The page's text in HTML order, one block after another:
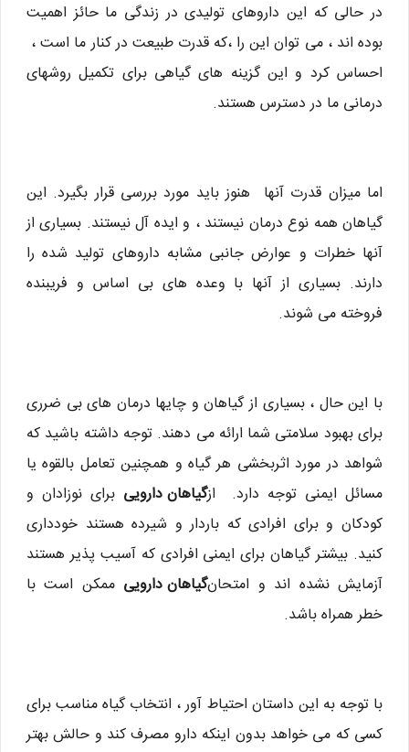
در حالی که این داروهای تولیدی در زندگی ما حائز اهمیت
بوده اند ، می توان این را ،که قدرت طبیعت در کنار ما است ،
احساس کرد و این گزینه های گیاهی برای تکمیل روشهای
درمانی ما در دسترس هستند.
اما میزان قدرت آنها هنوز باید مورد بررسی قرار بگیرد. این
گیاهان همه نوع درمان نیستند ، و ایده آل نیستند. بسیاری از
آنها خطرات و عوارض جانبی مشابه داروهای تولید شده را
دارند. بسیاری از آنها با وعده های بی اساس و فریبنده
فروخته می شوند.
با این حال ، بسیاری از گیاهان و چایها درمان های بی ضرری
برای بهبود سلامتی شما ارائه می دهند. توجه داشته باشید که
شواهد در مورد اثربخشی هر گیاه و همچنین تعامل بالقوه یا
مسائل ایمنی توجه دارد. ازگیاهان دارویی برای نوزادان و
کودکان و برای افرادی که باردار و شیرده هستند خودداری
کنید. بیشتر گیاهان برای ایمنی افرادی که آسیب پذیر هستند
آزمایش نشده اند و امتحانگیاهان دارویی ممکن است با
خطر همراه باشد.
با توجه به این داستان احتیاط آور ، انتخاب گیاه مناسب برای
کسی که می خواهد بدون اینکه دارو مصرف کند و حالش بهتر